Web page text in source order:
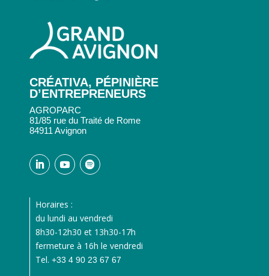
CRÉATIVA, PÉPINIÈRE
D’ENTREPRENEURS
AGROPARC
81/85 rue du Traité de Rome
84911 Avignon
Horaires :
du lundi au vendredi
8h30-12h30 et 13h30-17h
fermeture à 16h le vendredi
Tel. +33 4 90 23 67 67